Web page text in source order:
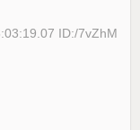
ID:/7vZhM